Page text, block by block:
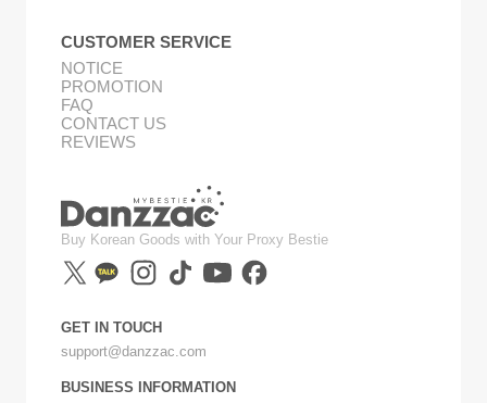
CUSTOMER SERVICE
NOTICE
PROMOTION
FAQ
CONTACT US
REVIEWS
Buy Korean Goods with Your Proxy Bestie
GET IN TOUCH
support@danzzac.com
BUSINESS INFORMATION